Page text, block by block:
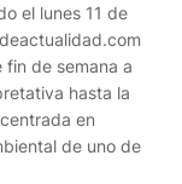
el lunes 11 de
fin de semana a
hasta la
en
de uno de